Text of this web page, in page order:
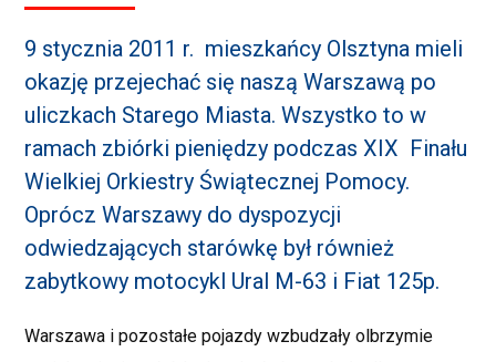
9 stycznia 2011 r. mieszkańcy Olsztyna mieli
okazję przejechać się naszą Warszawą po
uliczkach Starego Miasta. Wszystko to w
ramach zbiórki pieniędzy podczas XIX Finału
Wielkiej Orkiestry Świątecznej Pomocy.
Oprócz Warszawy do dyspozycji
odwiedzających starówkę był również
zabytkowy motocykl Ural M-63 i Fiat 125p.
Warszawa i pozostałe pojazdy wzbudzały olbrzymie